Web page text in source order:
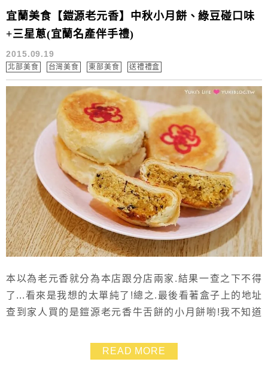
宜蘭美食【鎧源老元香】中秋小月餅、綠豆碰口味
+三星蔥(宜蘭名產伴手禮)
2015.09.19
北部美食 台灣美食 東部美食 送禮禮盒
本以為老元香就分為本店跟分店兩家.結果一查之下不得
了...看來是我想的太單純了!總之.最後看著盒子上的地址
查到家人買的是鎧源老元香牛舌餅的小月餅喲!我不知道
啦 XD味道真的好極了.份量不是很大.一次吃一顆就好滿
足!綠豆沙的味道濃厚.加上一點點提香的蔥.甜而不膩.好古
READ MORE